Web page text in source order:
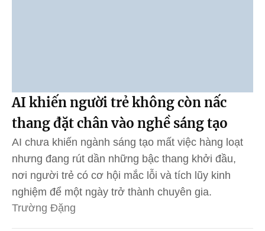
AI khiến người trẻ không còn nấc
thang đặt chân vào nghề sáng tạo
AI chưa khiến ngành sáng tạo mất việc hàng loạt
nhưng đang rút dần những bậc thang khởi đầu,
nơi người trẻ có cơ hội mắc lỗi và tích lũy kinh
nghiệm để một ngày trở thành chuyên gia.
Trường Đặng